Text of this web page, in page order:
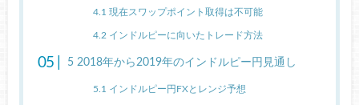
4.1 現在スワップポイント取得は不可能
4.2 インドルピーに向いたトレード方法
52018年から2019年のインドルピー円見通し
5.1 インドルピー円FXとレンジ予想